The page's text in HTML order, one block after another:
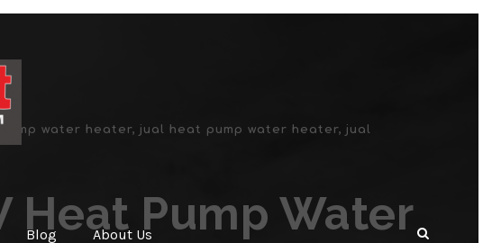
Blog About Us
water heater, jual heat pump water heater, jual
Heat Pump Water